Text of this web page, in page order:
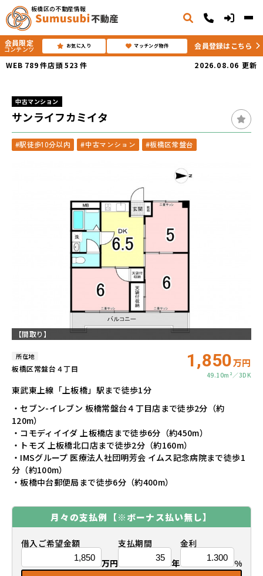
板橋区の不動産情報
会員限定
コンテンツ お気に入り マッチング物件
会員登録はこちら
WEB 789件店頭523 件 2026.08.06 更新
中古マンション
サンライフカミイタ
#駅徒歩10分以内 #中古マンション #板橋区常盤台
【間取り】
所在地
板橋区常盤台４丁目 1,850万円
49.10m² 3DK
東武東上線「上板橋」駅まで徒歩1分
・セブン-イレブン 板橋常盤台４丁目店まで徒歩2分（約
120m）
・コモディイイダ 上板橋店まで徒歩6分（約450m）
・トモズ 上板橋北口店まで徒歩2分（約160m）
・IMSグループ 医療法人社団明芳会 イムス記念病院まで徒歩1
分（約100m）
・板橋中台郵便局まで徒歩6分（約400m）
月々の支払例 【※ボーナス払い無し】
借入ご希望金額
万円
支払期間
年
金利
%